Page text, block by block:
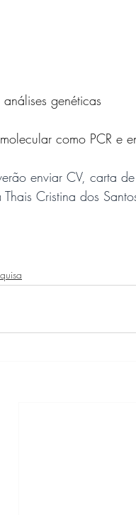
genéticas
como PCR e
enviar CV, carta
Cristina dos